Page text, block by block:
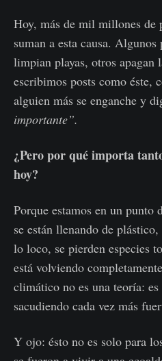
Hoy, más de mil millones de
suman a esta causa.
limpian playas, otros
escribimos posts como éste,
alguien más se enganche y
importante”.
¿Pero por qué importa
hoy?
Porque estamos en un punto
se están llenando de
lo loco, se pierden especies
está volviendo
climático no es una teoría:
sacudiendo cada vez más
Y ojo: ésto no es solo para